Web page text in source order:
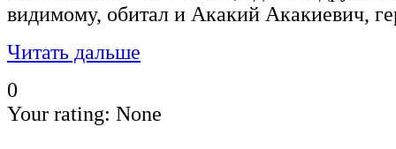
видимому, обитал и Акакий Акакиевич,
Читать дальше
0
Your rating: None